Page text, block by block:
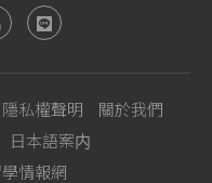
隱私權聲明
關於我們
日本語案内
情報網